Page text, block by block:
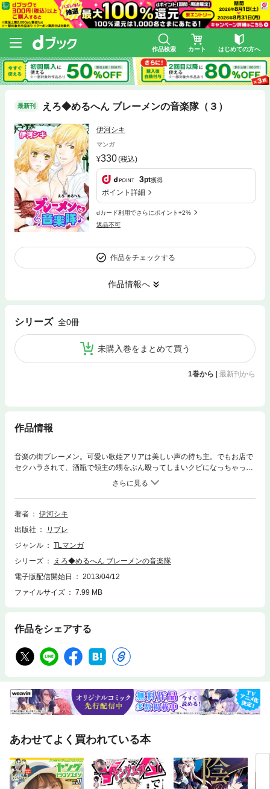
作品検索 カート はじめての方へ
最新刊 えろ◆めるへん ブレーメンの音楽隊（３）
伊河シキ
マンガ
330(税込)
3pt獲得
ポイント詳細
dカード利用でさらにポイント+2%
返品不可
作品をチェックする
作品情報へ
シリーズ 全0冊
未購入巻をまとめて買う
1巻から | 最新刊から
作品情報
音楽の街ブレーメン。可愛い歌姫アリアは美しい声の持ち主。でもお店で
セクハラされて、酒瓶で領主の甥をぶん殴ってしまいクビになっちゃっ
た！そのうえ、退職金代わりと言われて押し付けられたのは年寄りのロ
バ!?途方に暮れていたら、ニワトリを連れたカノン（ギター担当）、犬を
連れたタクト（ドラム担当）に出会って、一緒に行くことになるのだが？
にぎやかな演奏と恋の魔法が繰り広げられる、ミラクルミュージック♪ラ
著者
伊河シキ
出版社
リブレ
ジャンル
TLマンガ
シリーズ
えろ◆めるへん ブレーメンの音楽隊
電子版配信開始日
2013/04/12
ファイルサイズ
7.99 MB
作品をシェアする
あわせてよく買われている本